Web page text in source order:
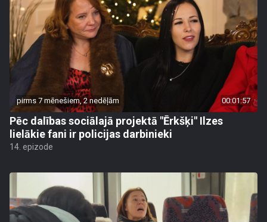
pirms 7 mēnešiem, 2 nedēļām 00:01:57
Pēc dalības sociālajā projektā "Ērkšķi" Ilzes
lielākie fani ir policijas darbinieki
14. epizode